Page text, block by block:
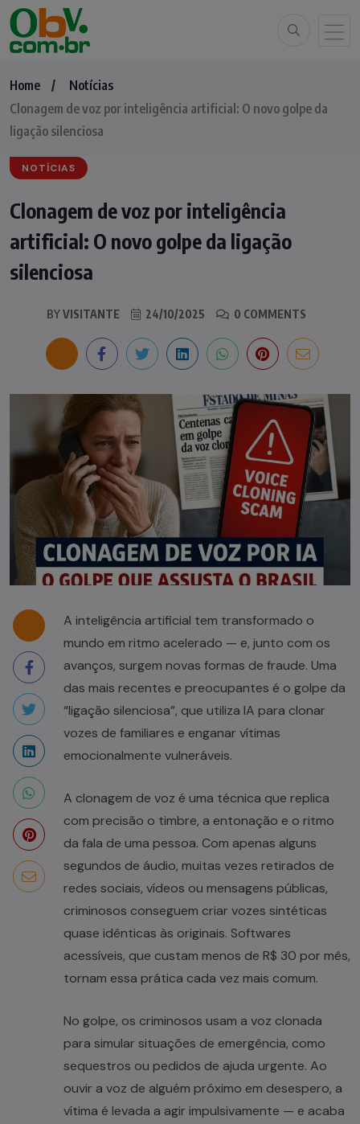
Home
Notícias
Clonagem de voz por inteligência artificial: O novo golpe da
ligação silenciosa
NOTÍCIAS
Clonagem de voz por inteligência
artificial: O novo golpe da ligação
silenciosa
BYVISITANTE 24/10/2025 0 COMMENTS
A inteligência artificial tem transformado o
mundo em ritmo acelerado — e, junto com os
avanços, surgem novas formas de fraude. Uma
das mais recentes e preocupantes é o golpe da
“ligação silenciosa”, que utiliza IA para clonar
vozes de familiares e enganar vítimas
emocionalmente vulneráveis.
A clonagem de voz é uma técnica que replica
com precisão o timbre, a entonação e o ritmo
da fala de uma pessoa. Com apenas alguns
segundos de áudio, muitas vezes retirados de
redes sociais, vídeos ou mensagens públicas,
criminosos conseguem criar vozes sintéticas
quase idênticas às originais. Softwares
acessíveis, que custam menos de R$ 30 por mês,
tornam essa prática cada vez mais comum.
No golpe, os criminosos usam a voz clonada
para simular situações de emergência, como
sequestros ou pedidos de ajuda urgente. Ao
ouvir a voz de alguém próximo em desespero, a
vítima é levada a agir impulsivamente — e acaba